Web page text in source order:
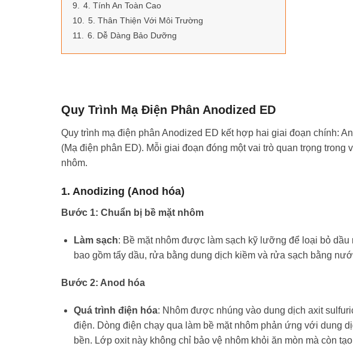
9.
4. Tính An Toàn Cao
10.
5. Thân Thiện Với Môi Trường
11.
6. Dễ Dàng Bảo Dưỡng
Quy Trình Mạ Điện Phân Anodized ED
Quy trình mạ điện phân Anodized ED kết hợp hai giai đoạn chính:
(Mạ điện phân ED). Mỗi giai đoạn đóng một vai trò quan trọng
nhôm.
1. Anodizing (Anod hóa)
Bước 1: Chuẩn bị bề mặt nhôm
Làm sạch: Bề mặt nhôm được làm sạch kỹ lưỡng để loại bỏ
bao gồm tẩy dầu, rửa bằng dung dịch kiềm và rửa sạch bằng
Bước 2: Anod hóa
Quá trình điện hóa: Nhôm được nhúng vào dung dịch axit
điện. Dòng điện chạy qua làm bề mặt nhôm phản ứng với dung
bền. Lớp oxit này không chỉ bảo vệ nhôm khỏi ăn mòn mà còn